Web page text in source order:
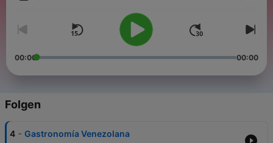
00:00 00:00
Folgen
4 - Gastronomía Venezolana